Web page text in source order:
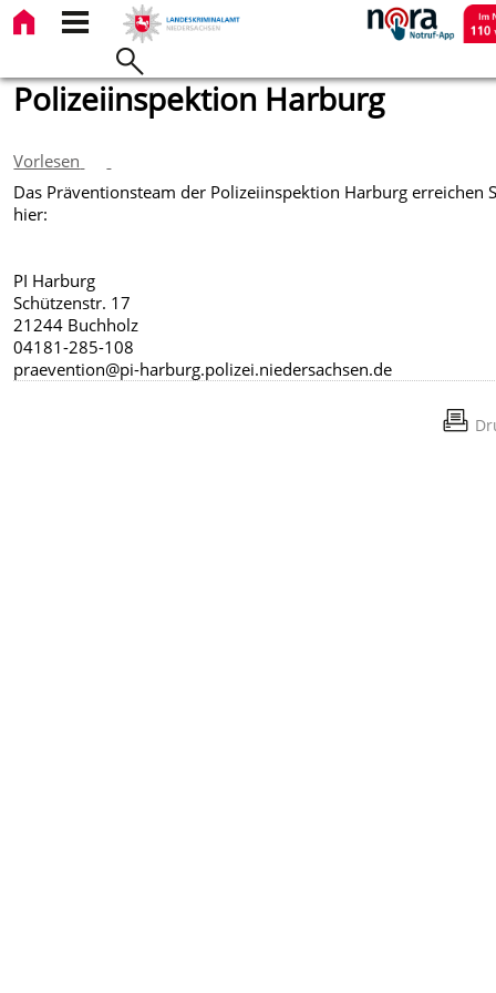
Polizeiinspektion Harburg
Vorlesen
Das Präventionsteam der Polizeiinspektion Harburg erreichen
hier:
PI Harburg
Schützenstr. 17
21244 Buchholz
04181-285-108
praevention@pi-harburg.polizei.niedersachsen.de